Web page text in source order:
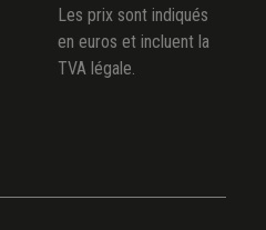
Les prix sont indiqués
en euros et incluent la
TVA légale.